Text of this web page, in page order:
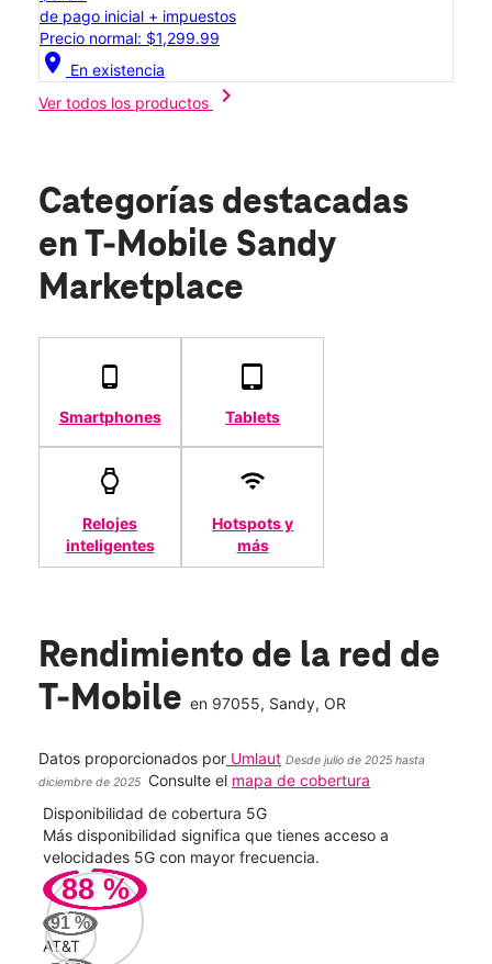
de pago inicial + impuestos
Precio normal: $1,299.99
location_on En existencia
Ver todos los productos
chevron_right
Categorías destacadas
en T-Mobile Sandy
Marketplace
Smartphones Tablets
Relojes
inteligentes
Hotspots y
más
Rendimiento de la red de
T-Mobile en 97055, Sandy, OR
Datos proporcionados por Umlaut Desde julio de 2025 hasta
diciembre de 2025
Consulte el mapa de cobertura
Disponibilidad de cobertura 5G
Más disponibilidad significa que tienes acceso a
velocidades 5G con mayor frecuencia.
88 %
91 %
AT&T